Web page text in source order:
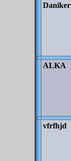
Daniker
ALKA
vfrfhjd